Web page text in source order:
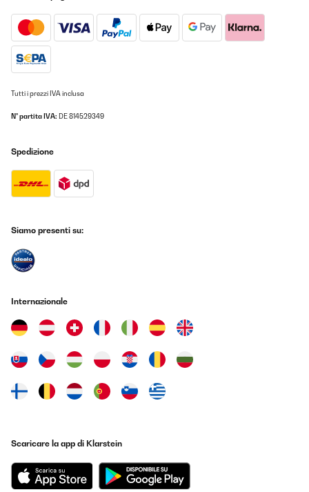
Tutti i prezzi IVA inclusa
N° partita IVA: DE 814529349
Spedizione
Siamo presenti su:
Internazionale
Scaricare la app di Klarstein